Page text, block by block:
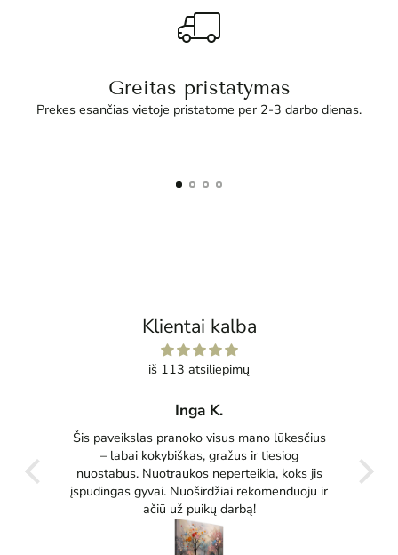
Greitas pristatymas
Prekes esančias vietoje pristatome per 2-3 darbo dienas.
Klientai kalba
iš 113 atsiliepimų
Inga K.
Šis paveikslas pranoko visus mano lūkesčius
– labai kokybiškas, gražus ir tiesiog
nuostabus. Nuotraukos neperteikia, koks jis
įspūdingas gyvai. Nuoširdžiai rekomenduoju ir
ačiū už puikų darbą!